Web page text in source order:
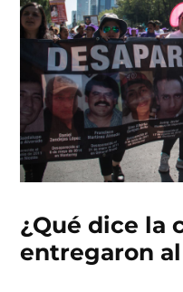
¿Qué dice la
entregaron